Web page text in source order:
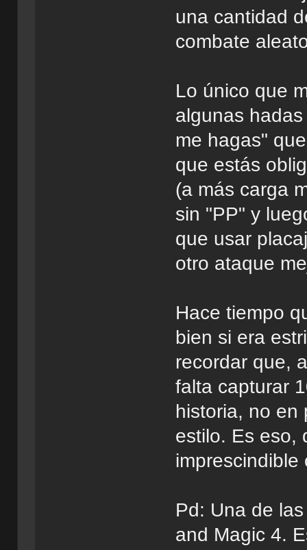
una cantidad
combate
Lo único que
algunas
me hagas"
que estás
(a más carga
sin "PP" y
que usar
otro ataque
Hace tiempo
bien si era
recordar que,
falta capturar
historia, no en
estilo. Es eso,
Pd: Una de
and Magic 4.